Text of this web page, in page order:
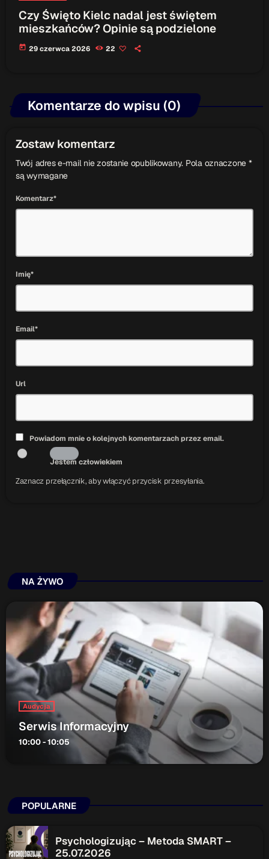
Czy Święto Kielc nadal jest świętem
mieszkańców? Opinie są podzielone
today 29 czerwca 2026 22
Komentarze do wpisu (0)
Zostaw komentarz
Twój adres e-mail nie zostanie opublikowany. Pola oznaczone *
są wymagane
Komentarz*
Imię*
Email*
Url
Powiadom mnie o kolejnych komentarzach przez email.
Jestem człowiekiem
Zaznacz przełącznik, aby włączyć przycisk przesyłania.
NA ŻYWO
Audycja
Serwis Informacyjny
10:00 - 10:05
POPULARNE
Psychologizując – Metoda SMART –
25.07.2026